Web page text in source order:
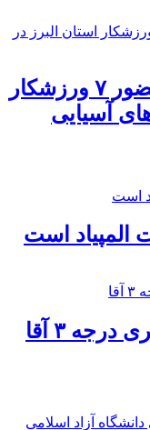
۲ مدال برنز نتیجه حضور ۷ ورزشکار
آسیایی
المپیاد است
۳ آقا